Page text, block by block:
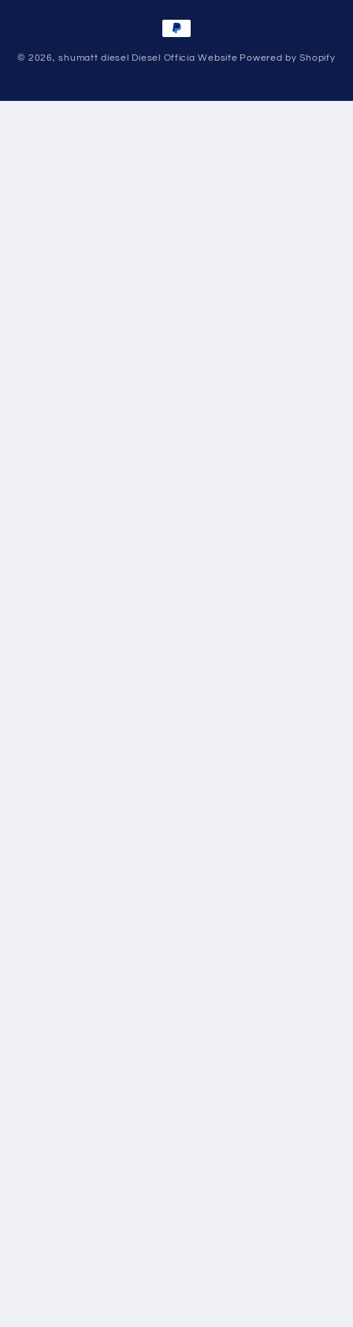
Payment
© 2026,shumatt diesel Diesel Officia Website Powered by Shopify